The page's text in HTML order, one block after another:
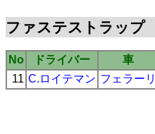
ファステストラップ
No ドライバー 車
11 C.ロイテマン フェラーリ